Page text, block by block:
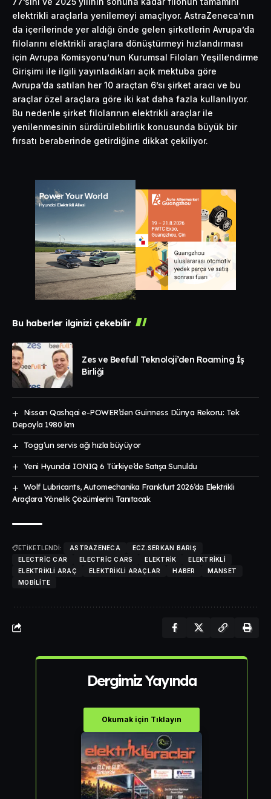
elektrikli araçlarla yenilemeyi amaçlıyor. AstraZeneca’nın
da içerilerinde yer aldığı önde gelen şirketlerin Avrupa’da
filolarını elektrikli araçlara dönüştürmeyi hızlandırması
için Avrupa Komisyonu’nun Kurumsal Filoları Yeşillendirme
Girişimi ile ilgili yayınladıkları açık mektuba göre
Avrupa’da satılan her 10 araçtan 6’sı şirket aracı ve bu
araçlar özel araçlara göre iki kat daha fazla kullanılıyor.
Bu nedenle şirket filolarının elektrikli araçlar ile
yenilenmesinin sürdürülebilirlik konusunda büyük bir
fırsatı beraberinde getirdiğine dikkat çekiliyor.
Bu haberler ilginizi çekebilir
Zes ve Beefull Teknoloji’den Roaming İş
Birliği
Nissan Qashqai e-POWER’den Guinness Dünya Rekoru: Tek
Depoyla 1980 km
Togg’un servis ağı hızla büyüyor
Yeni Hyundai IONIQ 6 Türkiye’de Satışa Sunuldu
Wolf Lubricants, Automechanika Frankfurt 2026’da Elektrikli
Araçlara Yönelik Çözümlerini Tanıtacak
ETİKETLENDİ: ASTRAZENECA
ECZ.SERKAN BARIŞ
ELECTRIC CAR
ELECTRIC CARS ELEKTRIK
ELEKTRIKLI
ELEKTRIKLI ARAÇ
ELEKTRIKLI ARAÇLAR HABER
MANSET
MOBILITE
Dergimiz Yayında
Okumak için Tıklayın